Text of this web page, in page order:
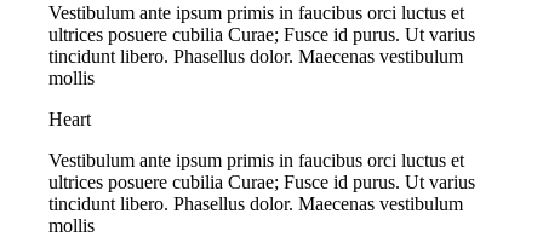
Vestibulum ante ipsum primis in faucibus orci luctus et
ultrices posuere cubilia Curae; Fusce id purus. Ut varius
tincidunt libero. Phasellus dolor. Maecenas vestibulum
mollis
Heart
Vestibulum ante ipsum primis in faucibus orci luctus et
ultrices posuere cubilia Curae; Fusce id purus. Ut varius
tincidunt libero. Phasellus dolor. Maecenas vestibulum
mollis